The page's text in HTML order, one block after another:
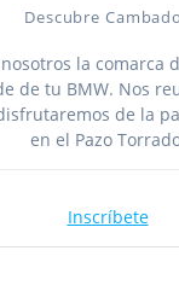
Descubre
la comarca
de tu BMW. Nos
de la
en el Pazo
Inscríbete